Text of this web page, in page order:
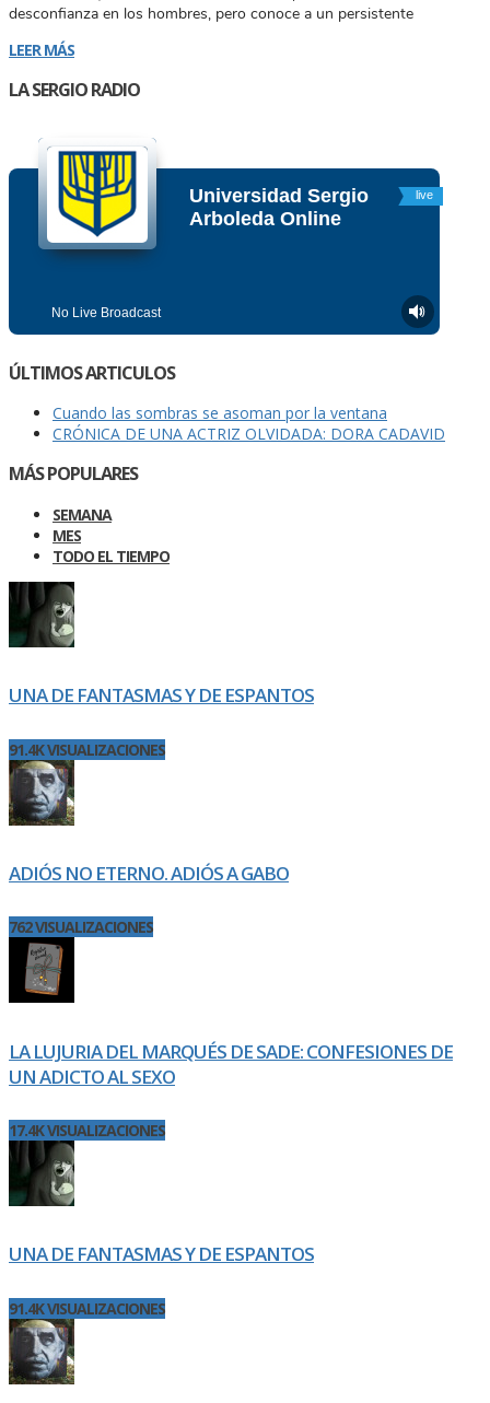
desconfianza en los hombres, pero conoce a un persistente
LEER MÁS
LA SERGIO RADIO
ÚLTIMOS ARTICULOS
Cuando las sombras se asoman por la ventana
CRÓNICA DE UNA ACTRIZ OLVIDADA: DORA CADAVID
MÁS POPULARES
SEMANA
MES
TODO EL TIEMPO
UNA DE FANTASMAS Y DE ESPANTOS
91.4K VISUALIZACIONES
ADIÓS NO ETERNO. ADIÓS A GABO
762 VISUALIZACIONES
LA LUJURIA DEL MARQUÉS DE SADE: CONFESIONES DE
UN ADICTO AL SEXO
17.4K VISUALIZACIONES
UNA DE FANTASMAS Y DE ESPANTOS
91.4K VISUALIZACIONES